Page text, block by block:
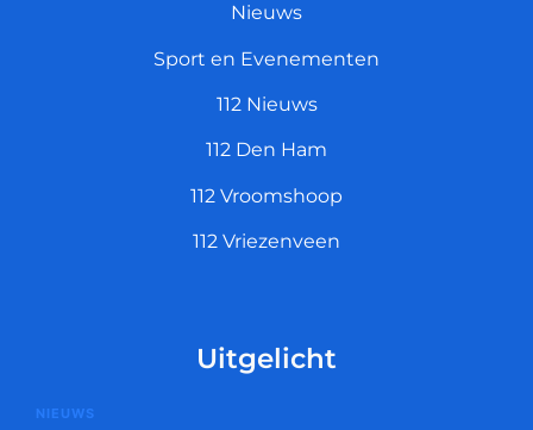
Nieuws
Sport en Evenementen
112 Nieuws
112 Den Ham
112 Vroomshoop
112 Vriezenveen
Uitgelicht
NIEUWS